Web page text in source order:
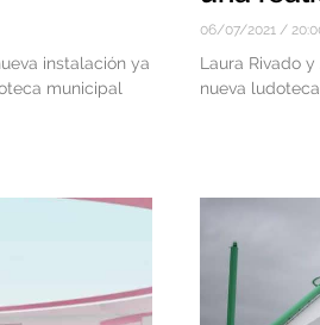
instalación ya
municipal
06/07/2021
Laura Rivado
nueva